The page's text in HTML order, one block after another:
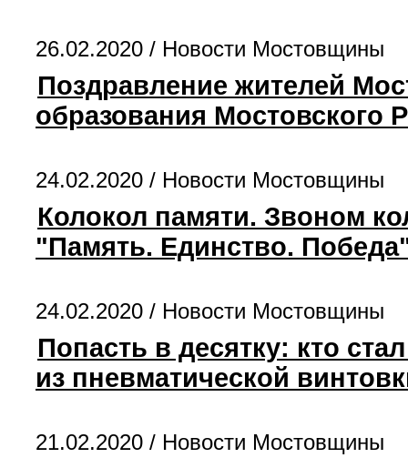
26.02.2020 / Новости Мостовщины
Поздравление жителей
образования Мостовского
24.02.2020 / Новости Мостовщины
Колокол памяти. Звоном
"Память. Единство.
24.02.2020 / Новости Мостовщины
Попасть в десятку: кто
из пневматической
21.02.2020 / Новости Мостовщины